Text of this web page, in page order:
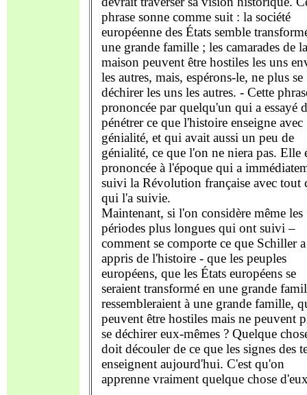
phrase sonne comme suit : la société
européenne des États semble
une grande famille ; les camarades de la
maison peuvent être hostiles les uns
les autres, mais, espérons-le, ne plus se
déchirer les uns les autres. - Cette
prononcée par quelqu'un qui a essayé
pénétrer ce que l'histoire enseigne avec
génialité, et qui avait aussi un peu de
génialité, ce que l'on ne niera pas. Elle
prononcée à l'époque qui a
suivi la Révolution française avec tout
qui l'a suivie.
Maintenant, si l'on considère même les
périodes plus longues qui ont suivi –
comment se comporte ce que Schiller a
appris de l'histoire - que les peuples
européens, que les États européens se
seraient transformé en une grande
ressembleraient à une grande famille,
peuvent être hostiles mais ne peuvent
se déchirer eux-mêmes ? Quelque
doit découler de ce que les signes des
enseignent aujourd'hui. C'est qu'on
apprenne vraiment quelque chose